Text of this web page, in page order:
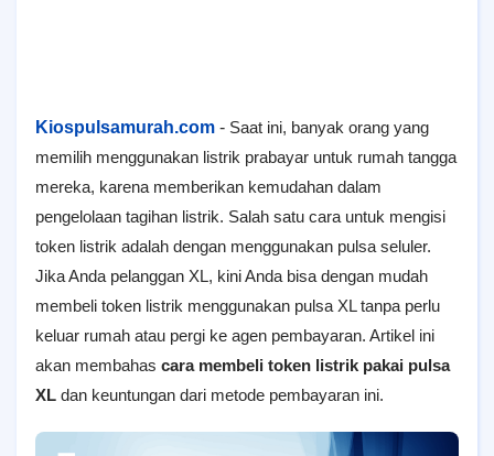
Kiospulsamurah.com - Saat ini, banyak orang yang
memilih menggunakan listrik prabayar untuk rumah tangga
mereka, karena memberikan kemudahan dalam
pengelolaan tagihan listrik. Salah satu cara untuk mengisi
token listrik adalah dengan menggunakan pulsa seluler.
Jika Anda pelanggan XL, kini Anda bisa dengan mudah
membeli token listrik menggunakan pulsa XL tanpa perlu
keluar rumah atau pergi ke agen pembayaran. Artikel ini
akan membahas cara membeli token listrik pakai pulsa
XL dan keuntungan dari metode pembayaran ini.